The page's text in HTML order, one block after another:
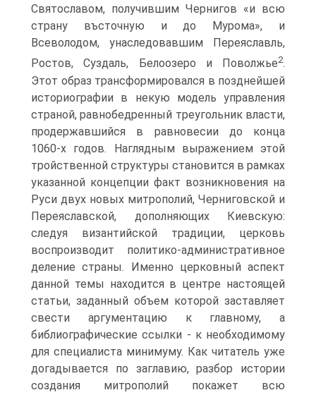
Святославом, получившим Чернигов «и всю
страну въсточную и до Мурома», и
Всеволодом, унаследовавшим Переяславль,
Ростов, Суздаль, Белоозеро и Поволжье2.
Этот образ трансформировался в позднейшей
историографии в некую модель управления
страной, равнобедренный треугольник власти,
продержавшийся в равновесии до конца
1060-х годов. Наглядным выражением этой
тройственной структуры становится в рамках
указанной концепции факт возникновения на
Руси двух новых митрополий, Черниговской и
Переяславской, дополняющих Киевскую:
следуя византийской традиции, церковь
воспроизводит политико-административное
деление страны. Именно церковный аспект
данной темы находится в центре настоящей
статьи, заданный объем которой заставляет
свести аргументацию к главному, а
библиографические ссылки - к необходимому
для специалиста минимуму. Как читатель уже
догадывается по заглавию, разбор истории
создания митрополий покажет всю